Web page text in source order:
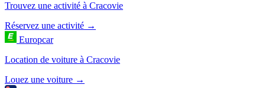
Trouvez une activité à Cracovie
Réservez une activité →
Europcar
Location de voiture à Cracovie
Louez une voiture →